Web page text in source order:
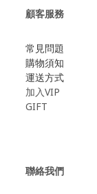
顧客服務
常見問題
購物須知
運送方式
加入VIP
GIFT
聯絡我們